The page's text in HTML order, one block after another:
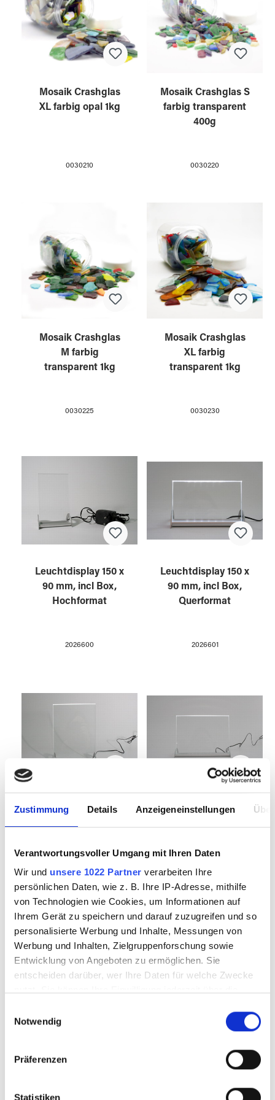
Zustimmung Details Anzeigeneinstellungen
Verantwortungsvoller Umgang mit Ihren Daten
Wir und unsere 1022 Partner verarbeiten Ihre
persönlichen Daten, wie z. B. Ihre IP-Adresse, mithilfe
von Technologien wie Cookies, um Informationen auf
Ihrem Gerät zu speichern und darauf zuzugreifen und so
personalisierte Werbung und Inhalte, Messungen von
Werbung und Inhalten, Zielgruppenforschung sowie
Entwicklung von Angeboten zu ermöglichen. Sie
entscheiden darüber, wer Ihre Daten für welche Zwecke
Trigger Symbol ändern oder widerrufen
Informationen über Ihre geografische Lage
können
Notwendig
Präferenzen
Statistiken
Mosaik Crashglas
XL farbig opal 1kg
0030210
Mosaik Crashglas S
farbig transparent
400g
0030220
Mosaik Crashglas
M farbig
transparent 1kg
0030225
Mosaik Crashglas
XL farbig
transparent 1kg
0030230
Leuchtdisplay 150 x
90 mm, incl Box,
Hochformat
2026600
Leuchtdisplay 150 x
90 mm, incl Box,
Querformat
2026601
Leuchtdisplay 225 x
Leuchtdisplay 225 x
mm, incl Box,
Display 225 x 165
mm, incl Box,